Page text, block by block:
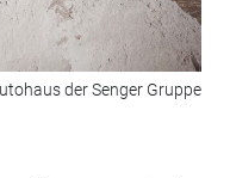
der Senger Gruppe